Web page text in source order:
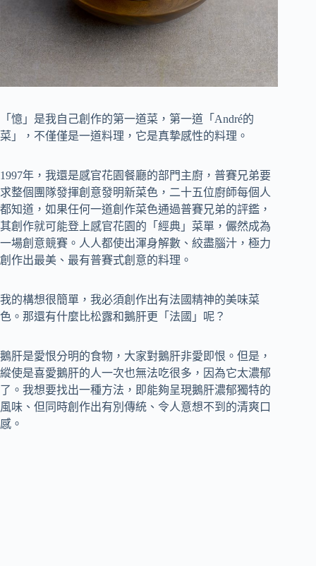
「憶」是我自己創作的第一道菜，第一道「André的
菜」，不僅僅是一道料理，它是真摯感性的料理。
1997年，我還是感官花園餐廳的部門主廚，普賽兄弟要
求整個團隊發揮創意發明新菜色，二十五位廚師每個人
都知道，如果任何一道創作菜色通過普賽兄弟的評鑑，
其創作就可能登上感官花園的「經典」菜單，儼然成為
一場創意競賽。人人都使出渾身解數、絞盡腦汁，極力
創作出最美、最有普賽式創意的料理。
我的構想很簡單，我必須創作出有法國精神的美味菜
色。那還有什麼比松露和鵝肝更「法國」呢？
鵝肝是愛恨分明的食物，大家對鵝肝非愛即恨。但是，
縱使是喜愛鵝肝的人一次也無法吃很多，因為它太濃郁
了。我想要找出一種方法，即能夠呈現鵝肝濃郁獨特的
風味、但同時創作出有別傳統、令人意想不到的清爽口
感。